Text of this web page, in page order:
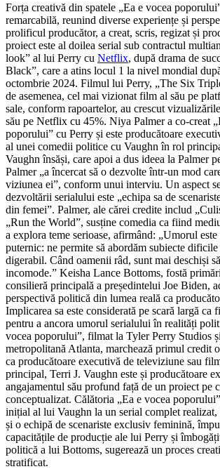
Forța creativă din spatele „Ea e vocea
remarcabilă, reunind diverse experiențe și
prolificul producător, a creat, scris, regizat și
proiect este al doilea serial sub contractul
look” al lui Perry cu Netflix, după drama de
Black”, care a atins locul 1 la nivel mondial
octombrie 2024. Filmul lui Perry, „The Six
de asemenea, cel mai vizionat film al său pe
sale, conform rapoartelor, au crescut
său pe Netflix cu 45%. Niya Palmer a co-creat
poporului” cu Perry și este producătoare
al unei comedii politice cu Vaughn în rol
Vaughn însăși, care apoi a dus ideea la Palmer
Palmer „a încercat să o dezvolte într-un mod
viziunea ei”, conform unui interviu. Un aspect
dezvoltării serialului este „echipa sa de
din femei”. Palmer, ale cărei credite includ
„Run the World”, susține comedia ca fiind
a explora teme serioase, afirmând: „Umorul
puternic: ne permite să abordăm subiecte
digerabil. Când oamenii râd, sunt mai deschiși
incomode.” Keisha Lance Bottoms, fostă
consilieră principală a președintelui Joe Biden,
perspectivă politică din lumea reală ca
Implicarea sa este considerată pe scară largă ca
pentru a ancora umorul serialului în realități
vocea poporului”, filmat la Tyler Perry Studios
metropolitană Atlanta, marchează primul credit
ca producătoare executivă de televiziune sau
principal, Terri J. Vaughn este și producătoare
angajamentul său profund față de un proiect pe
conceptualizat. Călătoria „Ea e vocea
inițial al lui Vaughn la un serial complet realizat,
și o echipă de scenariste exclusiv feminină,
capacitățile de producție ale lui Perry și
politică a lui Bottoms, sugerează un proces
stratificat.